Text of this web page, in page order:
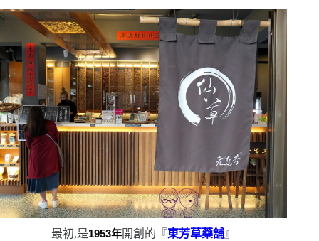
最初,是1953年開創的『東芳草藥舖』